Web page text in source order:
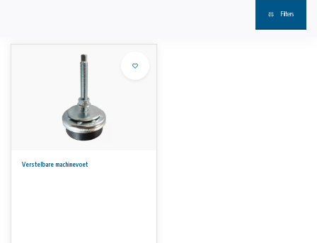
Filters
Verstelbare machinevoet